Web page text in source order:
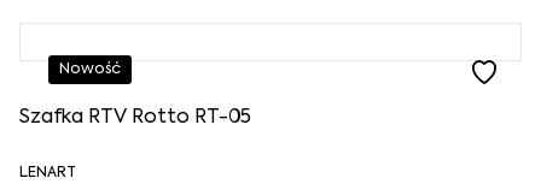
Nowość
Szafka RTV Rotto RT-05
LENART